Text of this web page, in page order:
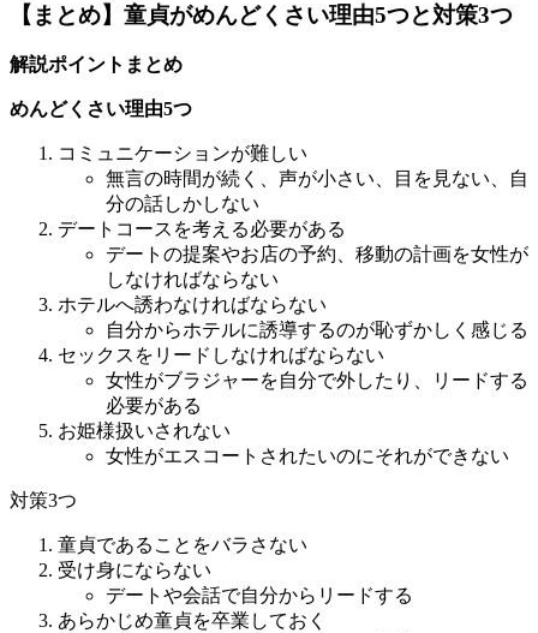
【まとめ】童貞がめんどくさい理由5つと対策3つ
解説ポイントまとめ
めんどくさい理由5つ
コミュニケーションが難しい
無言の時間が続く、声が小さい、目を見ない、自
分の話しかしない
デートコースを考える必要がある
デートの提案やお店の予約、移動の計画を女性が
しなければならない
ホテルへ誘わなければならない
自分からホテルに誘導するのが恥ずかしく感じる
セックスをリードしなければならない
女性がブラジャーを自分で外したり、リードする
必要がある
お姫様扱いされない
女性がエスコートされたいのにそれができない
対策3つ
童貞であることをバラさない
受け身にならない
デートや会話で自分からリードする
あらかじめ童貞を卒業しておく